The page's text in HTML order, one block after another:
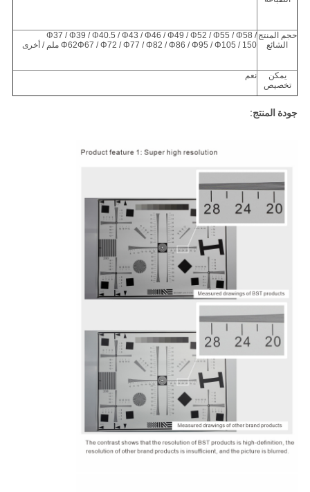
حجم المنتج
الشائع
Φ37 / Φ39 / Φ40.5 / Φ43 / Φ46 / Φ49 / Φ52 / Φ55 / Φ58 /
Φ62Φ67 / Φ72 / Φ77 / Φ82 / Φ86 / Φ95 / Φ105 / 150 ملم / أخرى
يمكن
تخصيص
نعم
جودة المنتج: